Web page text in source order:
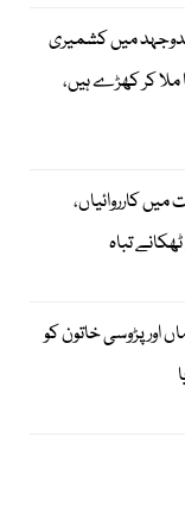
جدوجہد میں کشمیری
کر کھڑے ہیں،
کارروائیاں،
تباہ
پڑوسی خاتون کو